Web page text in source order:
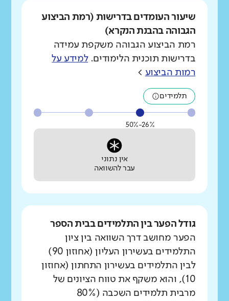
שיעור העומדים בדרישות (רמת הביצוע
הגבוהה בהבנת הנקרא)
רמת הביצוע הגבוהה משקפת עמידה
בדרישות תוכנית הלימודים.למידע על
רמות הביצוע >
תלמידים
26%-50%
אין נתוני
עבר להשוואה
גודל הפער בין התלמידים בבית הספר
הפער מחושב דרך השוואה בין ציון
התלמידים בעשירון העליון (אחוזון 90)
לבין התלמידים בעשירון התחתון (אחוזון
10), והוא משקף את טווח הציונים של
מרבית תלמידים השכבה (80%